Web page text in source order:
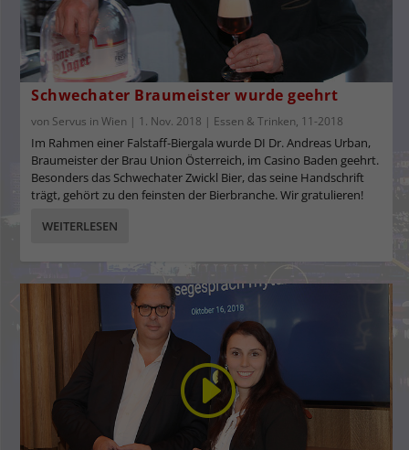
Schwechater Braumeister wurde geehrt
von Servus in Wien | 1. Nov. 2018 | Essen & Trinken, 11-2018
Im Rahmen einer Falstaff-Biergala wurde DI Dr. Andreas Urban,
Braumeister der Brau Union Österreich, im Casino Baden geehrt.
Besonders das Schwechater Zwickl Bier, das seine Handschrift
trägt, gehört zu den feinsten der Bierbranche. Wir gratulieren!
WEITERLESEN